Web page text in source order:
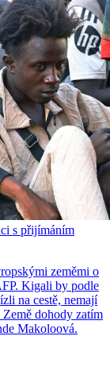
s přijímáním
zeměmi o
Kigali by podle
na cestě, nemají
dohody zatím
Makoloová.